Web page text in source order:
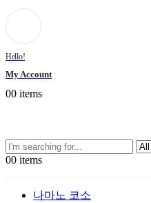
Hello!
My Account
00 items
00 items
나마노 코소